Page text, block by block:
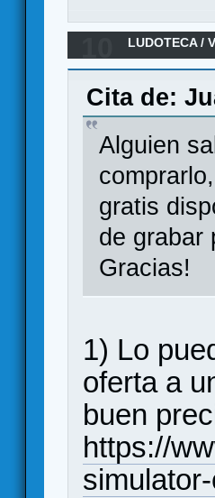
LUDOTECA/
Cita de:
Alguien
gratis
de grabar
Gracias!
1) Lo
oferta a
buen
https://